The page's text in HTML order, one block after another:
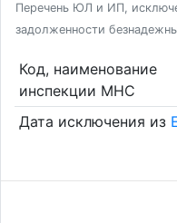
Перечень ЮЛ и ИП,
задолженности
Код, наименование
инспекции МНС
Дата исключения из